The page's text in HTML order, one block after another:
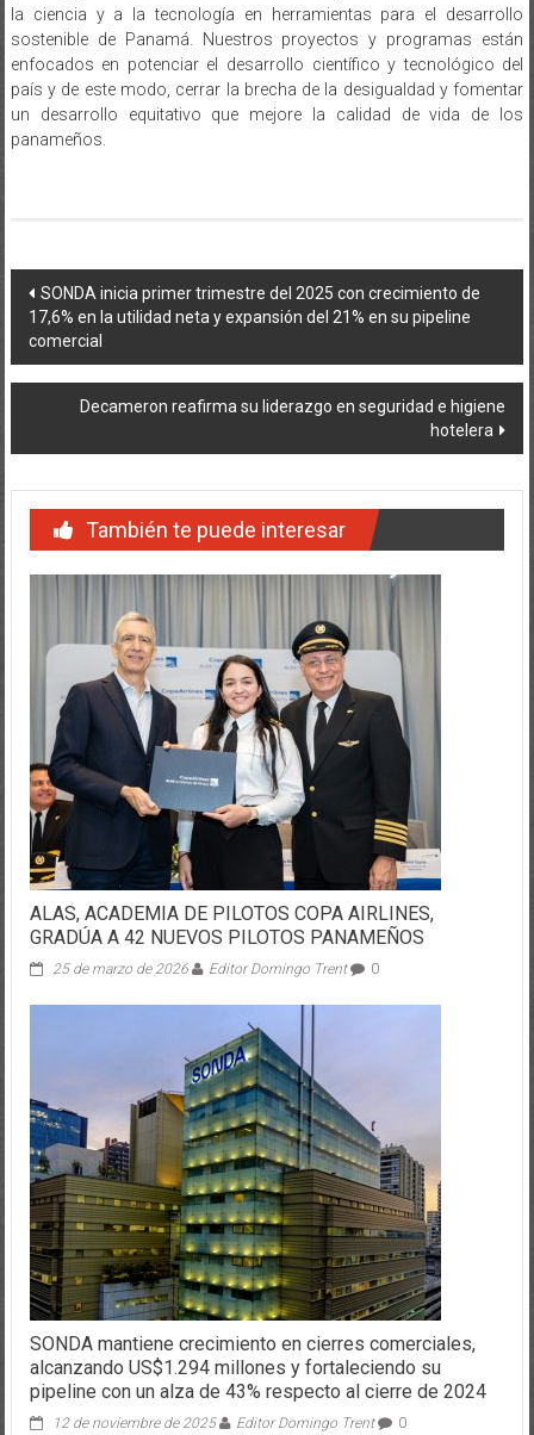
la ciencia y a la tecnología en herramientas para el desarrollo
sostenible de Panamá. Nuestros proyectos y programas están
enfocados en potenciar el desarrollo científico y tecnológico del
país y de este modo, cerrar la brecha de la desigualdad y fomentar
un desarrollo equitativo que mejore la calidad de vida de los
panameños.
Navegación
de
entradas
SONDA inicia primer trimestre del 2025 con crecimiento de
17,6% en la utilidad neta y expansión del 21% en su pipeline
comercial
Decameron reafirma su liderazgo en seguridad e higiene
hotelera
También te puede interesar
ALAS, ACADEMIA DE PILOTOS COPA AIRLINES,
GRADÚA A 42 NUEVOS PILOTOS PANAMEÑOS
25 de marzo de 2026 Editor Domingo Trent 0
SONDA mantiene crecimiento en cierres comerciales,
alcanzando US$1.294 millones y fortaleciendo su
pipeline con un alza de 43% respecto al cierre de 2024
12 de noviembre de 2025 Editor Domingo Trent 0